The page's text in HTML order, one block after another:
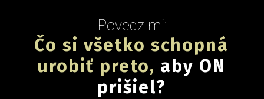
Povedz mi:
Čo si všetko schopná
urobiť preto, aby ON
prišiel?